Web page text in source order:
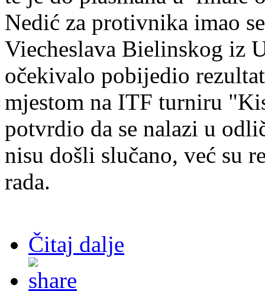
Nedić za protivnika imao
Viecheslava Bielinskog iz
očekivalo pobijedio
mjestom na ITF turniru
potvrdio da se nalazi u
nisu došli slučano, već su
rada.
Čitaj dalje